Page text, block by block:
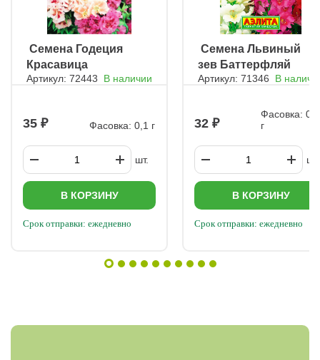
ㅤ Семена Годеция
Красавица
Артикул: 72443 В наличии
35 Фасовка: 0,1 г
шт.
В КОРЗИНУ
Срок отправки: ежедневно
ㅤ Семена Львиный
зев Баттерфляй
Серенада, смесь
Артикул: 71346 В
32
Фасовка:
г
шт.
В КОРЗИНУ
Срок отправки: ежедневно